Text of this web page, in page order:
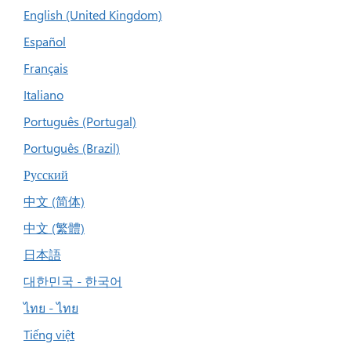
English (United Kingdom)
Español
Français
Italiano
Português (Portugal)
Português (Brazil)
Русский
中文 (简体)
中文 (繁體)
日本語
대한민국 - 한국어
ไทย - ไทย
Tiếng việt